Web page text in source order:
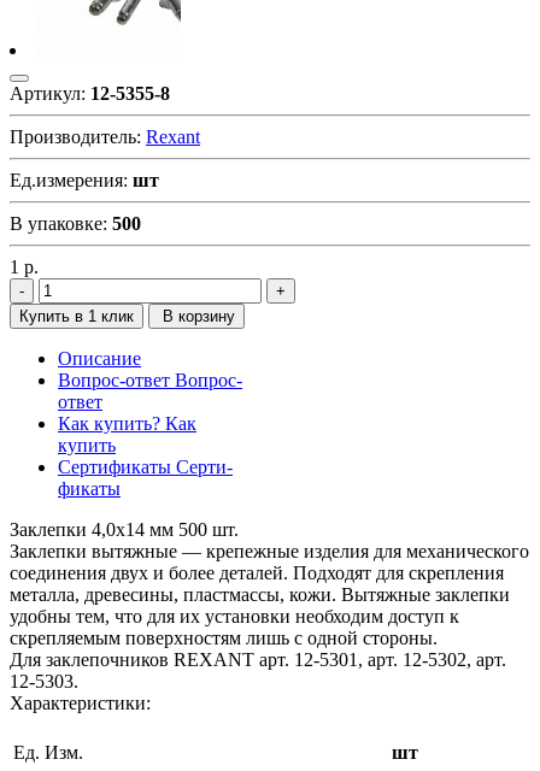
Артикул: 12-5355-8
Производитель: Rexant
Ед.измерения: шт
В упаковке: 500
1 р.
Купить в 1 клик В корзину
Описание
Вопрос-ответ Вопрос-
ответ
Как купить? Как
купить
Сертификаты Серти-
фикаты
Заклепки 4,0x14 мм 500 шт.
Заклепки вытяжные — крепежные изделия для механического
соединения двух и более деталей. Подходят для скрепления
металла, древесины, пластмассы, кожи. Вытяжные заклепки
удобны тем, что для их установки необходим доступ к
скрепляемым поверхностям лишь с одной стороны.
Для заклепочников REXANT арт. 12-5301, арт. 12-5302, арт.
12-5303.
Характеристики:
Ед. Изм.
шт